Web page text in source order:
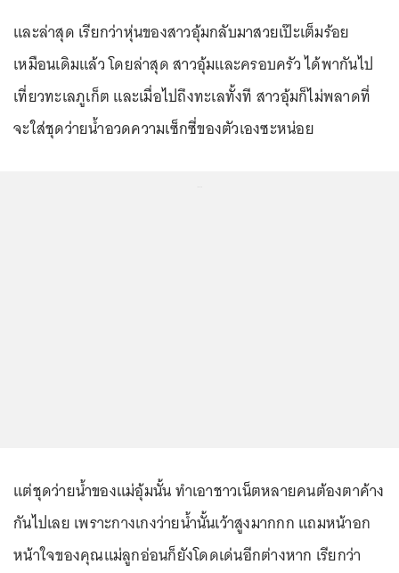
และล่าสุด เรียกว่าหุ่นของสาวอุ้มกลับมาสวยเป๊ะเต็มร้อย
เหมือนเดิมแล้ว โดยล่าสุด สาวอุ้มและครอบครัว ได้พากันไป
เที่ยวทะเลภูเก็ต และเมื่อไปถึงทะเลทั้งที สาวอุ้มก็ไม่พลาดที่
จะใส่ชุดว่ายน้ำอวดความเซ็กซี่ของตัวเองซะหน่อย
แต่ชุดว่ายน้ำของแม่อุ้มนั้น ทำเอาชาวเน็ตหลายคนต้องตาค้าง
กันไปเลย เพราะกางเกงว่ายน้ำนั้นเว้าสูงมากกก แถมหน้าอก
หน้าใจของคุณแม่ลูกอ่อนก็ยังโดดเด่นอีกต่างหาก เรียกว่า